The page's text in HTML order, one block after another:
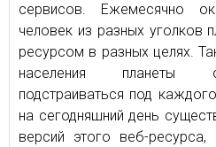
сервисов. Ежемесячно
человек из разных уголков
ресурсом в разных целях.
населения планеты
подстраиваться под
на сегодняшний день
версий этого веб-